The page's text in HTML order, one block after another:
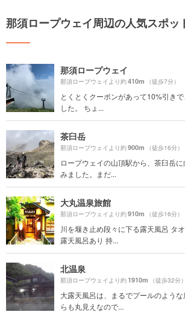
那須ロープウェイ周辺の人気スポッ
那須ロープウェイ
那須ロープウェイより約410m （徒歩7分）
とくとくクーポンがあって10%引き
した。 ちょ...
茶臼岳
那須ロープウェイより約900m （徒歩16分）
ロープウェイの山頂駅から、茶臼岳
みました。まだ...
大丸温泉旅館
那須ロープウェイより約910m （徒歩16分）
川を堰き止め段々に下る露天風呂 タ
露天風呂あり 持...
北温泉
那須ロープウェイより約1910m （徒歩32分）
大露天風呂は、まるでプールのよう
らも丸見えなので...